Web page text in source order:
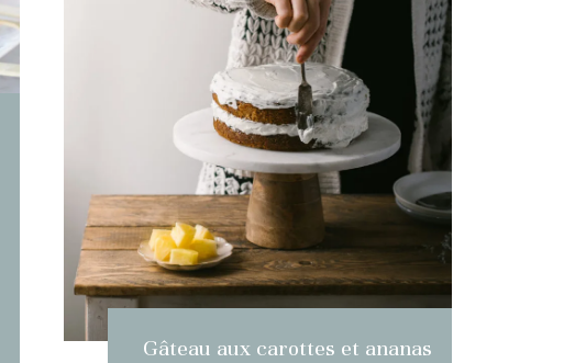
Gâteau aux carottes et ananas